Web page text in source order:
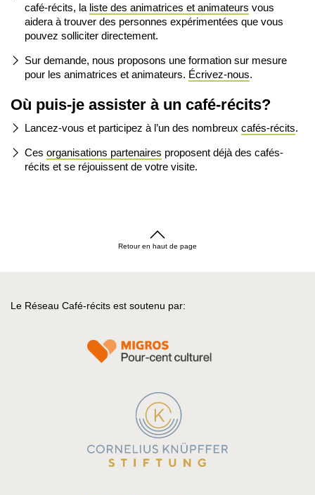
café-récits, la liste des animatrices et animateurs vous
aidera à trouver des personnes expérimentées que vous
pouvez solliciter directement.
Sur demande, nous proposons une formation sur mesure
pour les animatrices et animateurs. Écrivez-nous.
Où puis-je assister à un café-récits?
Lancez-vous et participez à l’un des nombreux cafés-récits.
Ces organisations partenaires proposent déjà des cafés-
récits et se réjouissent de votre visite.
Retour en haut de page
Le Réseau Café-récits est soutenu par: